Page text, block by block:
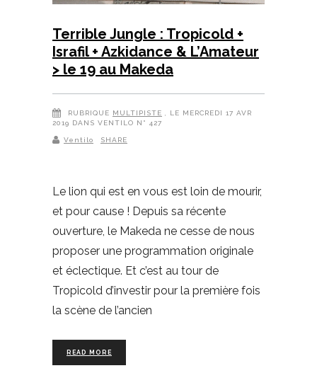
Terrible Jungle : Tropicold +
Israfil + Azkidance & L’Amateur
> le 19 au Makeda
RUBRIQUE MULTIPISTE
, LE MERCREDI 17 AVR
2019 DANS VENTILO N° 427
Ventilo SHARE
Le lion qui est en vous est loin de mourir,
et pour cause ! Depuis sa récente
ouverture, le Makeda ne cesse de nous
proposer une programmation originale
et éclectique. Et c’est au tour de
Tropicold d’investir pour la première fois
la scène de l’ancien
READ MORE